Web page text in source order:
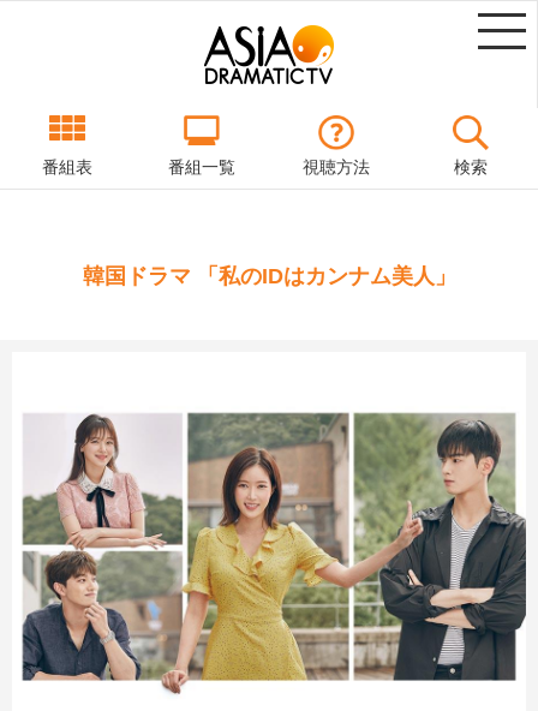
番組表 番組一覧 視聴方法 検索
韓国ドラマ 「私のIDはカンナム美人」